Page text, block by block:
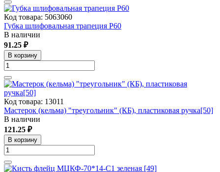
Код товара: 5063060
Губка шлифовальная трапеция Р60
В наличии
91.25 ₽
В корзину
Код товара: 13011
Мастерок (кельма) "треугольник" (КБ), пластиковая ручка[50]
В наличии
121.25 ₽
В корзину